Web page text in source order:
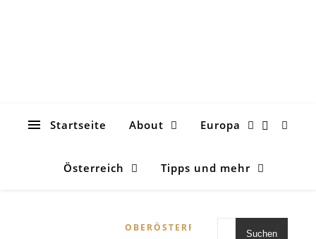
Startseite About Europa
Österreich Tipps und mehr
OBERÖSTERREICH
Suchen